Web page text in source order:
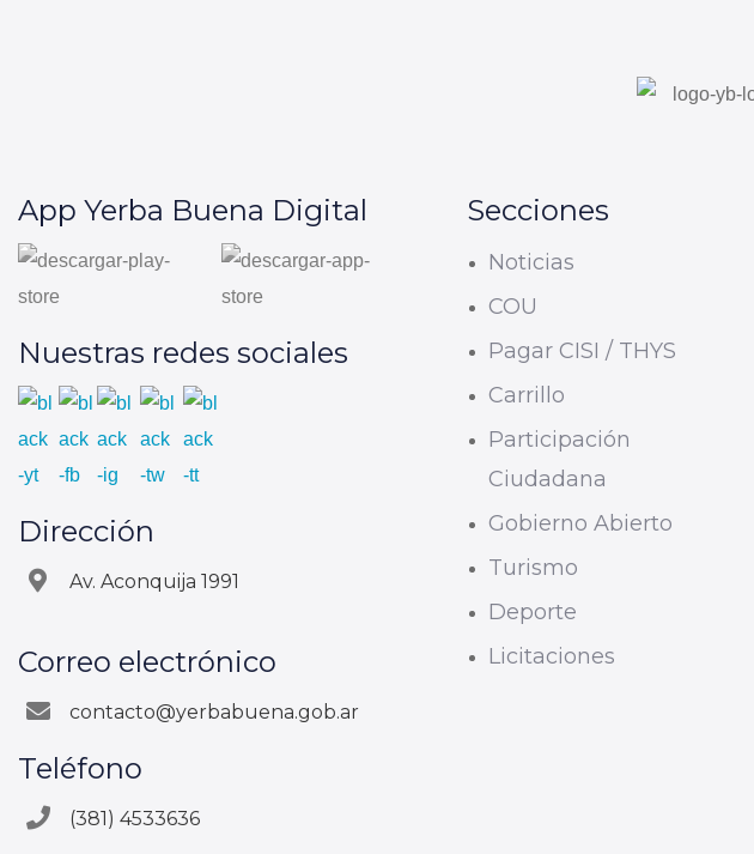
App Yerba Buena Digital
Nuestras redes sociales
Dirección
Av. Aconquija 1991
Correo electrónico
contacto@yerbabuena.gob.ar
Teléfono
(381) 4533636
Secciones
Noticias
COU
Pagar CISI / THYS
Carrillo
Participación
Ciudadana
Gobierno Abierto
Turismo
Deporte
Licitaciones